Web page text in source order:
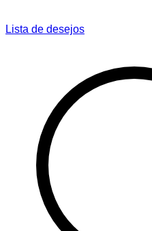
Lista de desejos